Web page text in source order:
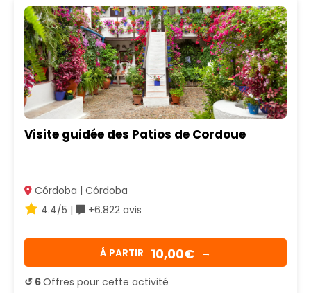
Visite guidée des Patios de Cordoue
Córdoba | Córdoba
4.4/5 |
+6.822 avis
Á PARTIR 10,00€ →
↺ 6Offres pour cette activité